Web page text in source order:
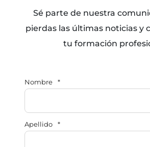
Sé parte de nuestra
pierdas las últimas noticias y
tu formación
Nombre *
Apellido *